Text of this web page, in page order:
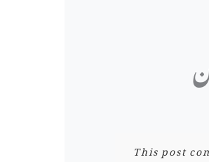
This post